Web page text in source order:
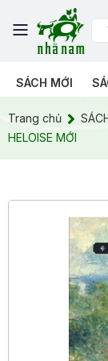
SÁCH MỚI
Trang chủ
HELOISE MỚI